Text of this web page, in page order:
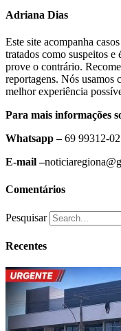
Adriana Dias
Este site acompanha
tratados como suspeitos e
prove o contrário.
reportagens. Nós usamos
melhor experiência
Para mais informações
Whatsapp –69 99312-
E-mail –
Comentários
Pesquisar
Recentes